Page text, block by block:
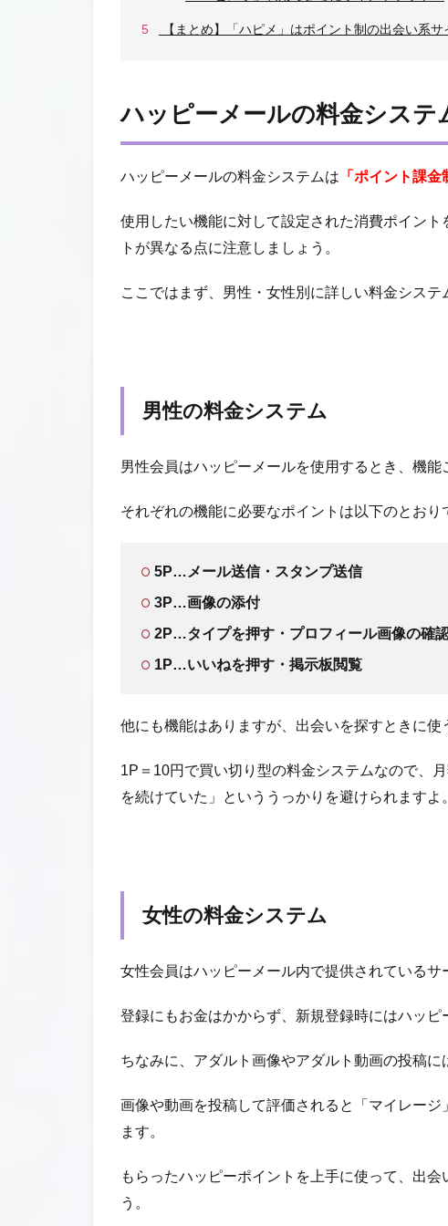
5 【まとめ】「ハピメ」はポイント制の出会い系
ハッピーメールの料金システ
ハッピーメールの料金システムは 「ポイント課金
使用したい機能に対して設定された消費ポイン
トが異なる点に注意しましょう。
ここではまず、男性・女性別に詳しい料金システ
男性の料金システム
男性会員はハッピーメールを使用するとき、機能
それぞれの機能に必要なポイントは以下のとおり
5P…メール送信・スタンプ送信
3P…画像の添付
2P…タイプを押す・プロフィール画像の確
1P…いいねを押す・掲示板閲覧
他にも機能はありますが、出会いを探すときに使
1P＝10円で買い切り型の料金システムなので、
を続けていた」といううっかりを避けられますよ。
女性の料金システム
女性会員はハッピーメール内で提供されているサ
登録にもお金はかからず、新規登録時にはハッピ
ちなみに、アダルト画像やアダルト動画の投稿に
画像や動画を投稿して評価されると「マイレー
ます。
もらったハッピーポイントを上手に使って、出
う。